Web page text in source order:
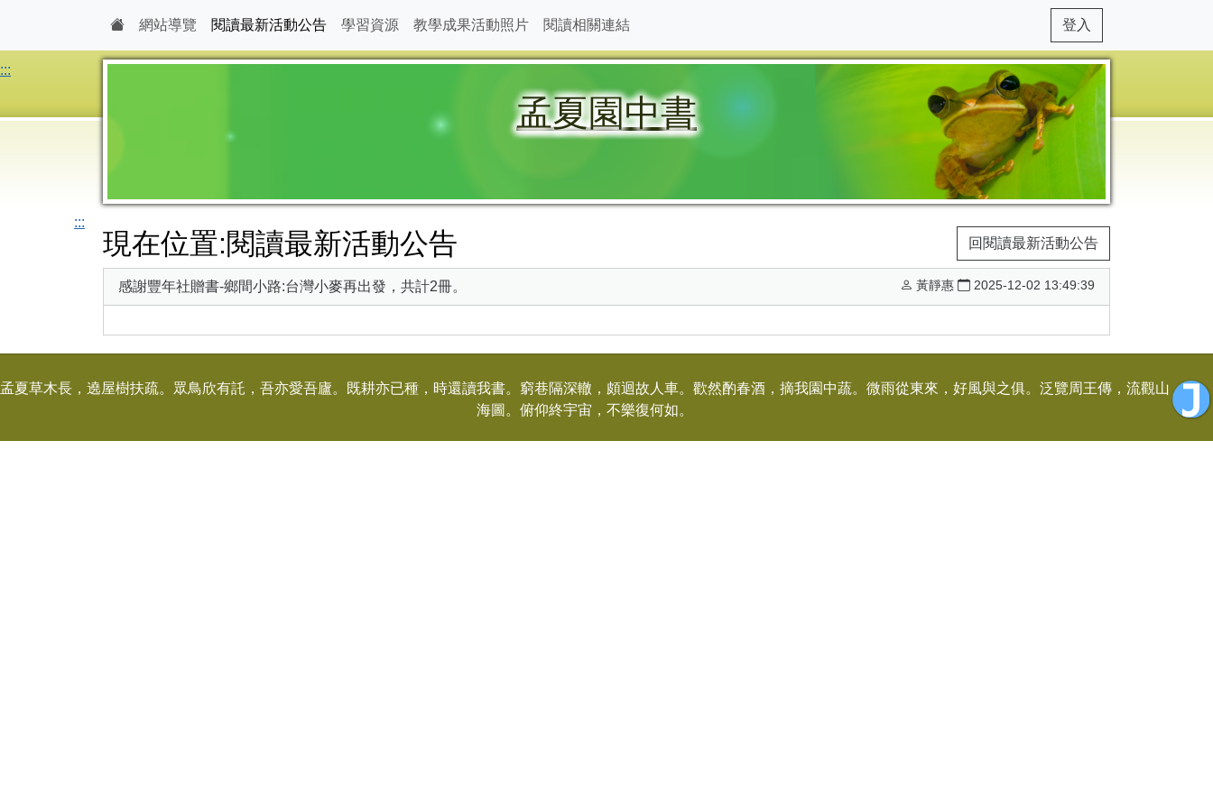
:::
網站導覽 閱讀最新活動公告 學習資源 教學成果活動照片 閱讀相關連結 登入
孟夏園中書
:::
回閱讀最新活動公告
現在位置:閱讀最新活動公告
感謝豐年社贈書-鄉間小路:台灣小麥再出發，共計2冊。 黃靜惠 2025-12-02 13:49:39
孟夏草木長，遶屋樹扶疏。眾鳥欣有託，吾亦愛吾廬。既耕亦已種，時還讀我書。窮巷隔深轍，頗迴故人車。歡然酌春酒，摘我園中蔬。微雨從東來，好風與之俱。泛覽周王傳，流觀山
海圖。俯仰終宇宙，不樂復何如。